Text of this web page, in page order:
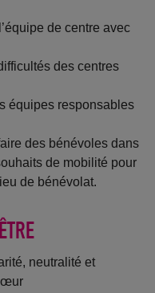
de centre avec
des centres
équipes responsables
des bénévoles dans
de mobilité pour
de bénévolat.
neutralité et